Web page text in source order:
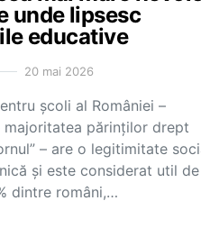
unde lipsesc
educative
20 mai 2026
școli al României –
majoritatea părinților drept
– are o legitimitate
și este considerat util de
dintre români,…